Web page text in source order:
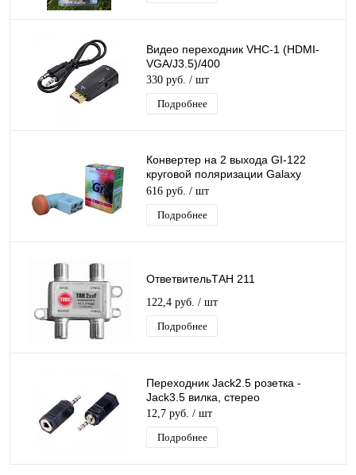
Видео переходник VHC-1 (HDMI-
VGA/J3.5)/400
330 руб. / шт
Подробнее
Конвертер на 2 выхода GI-122
круговой поляризации Galaxy
Innovations TWIN для Триколор/
НТВ-Плюс
616 руб. / шт
Подробнее
ОтветвительТАН 211
122,4 руб. / шт
Подробнее
Переходник Jack2.5 розетка -
Jack3.5 вилка, стерео
12,7 руб. / шт
Подробнее